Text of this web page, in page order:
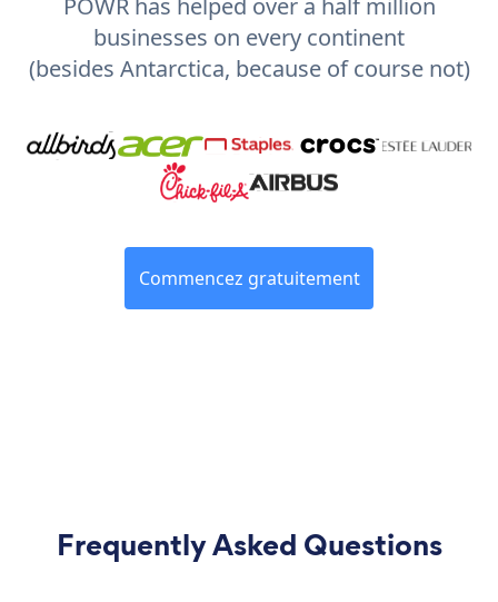
businesses on every continent
(besides Antarctica, because of course not)
Commencez gratuitement
Frequently Asked Questions